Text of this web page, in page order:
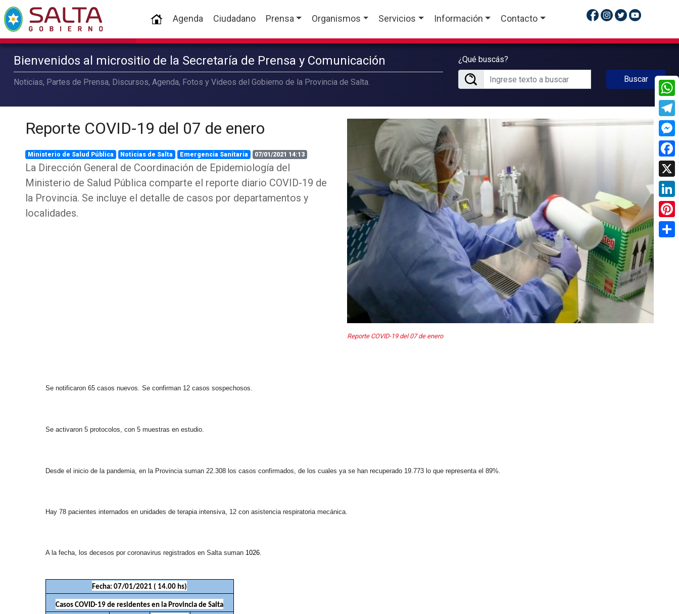
(current)
Agenda Ciudadano Prensa Organismos Servicios Información Contacto
Bienvenidos al micrositio de la Secretaría de Prensa y Comunicación
Noticias, Partes de Prensa, Discursos, Agenda, Fotos y Videos del Gobierno de la Provincia de Salta.
¿Qué buscás?
Buscar
Reporte COVID-19 del 07 de enero
Ministerio de Salud Pública Noticias de Salta Emergencia Sanitaria 07/01/2021 14:13
La Dirección General de Coordinación de Epidemiología del
Ministerio de Salud Pública comparte el reporte diario COVID-19 de
la Provincia. Se incluye el detalle de casos por departamentos y
localidades.
Reporte COVID-19 del 07 de enero
Se notificaron 65 casos nuevos. Se confirman 12 casos sospechosos.
Se activaron 5 protocolos, con 5 muestras en estudio.
Desde el inicio de la pandemia, en la Provincia suman 22.308 los casos confirmados, de los cuales ya se han recuperado 19.773 lo que representa el 89%.
Hay 78 pacientes internados en unidades de terapia intensiva, 12 con asistencia respiratoria mecánica.
A la fecha, los decesos por coronavirus registrados en Salta suman 1026.
Fecha: 07/01/2021 ( 14.00 hs)
Casos COVID-19 de residentes en la Provincia de Salta
X